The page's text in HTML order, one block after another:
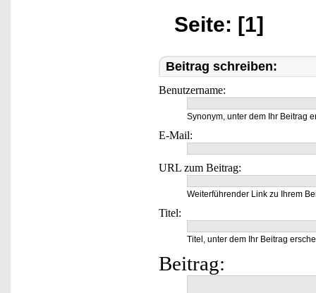
Seite: [1]
Beitrag schreiben:
Benutzername:
Synonym, unter dem Ihr Beitrag
E-Mail:
URL zum Beitrag:
Weiterführender Link zu Ihrem
Titel:
Titel, unter dem Ihr Beitrag
Beitrag: